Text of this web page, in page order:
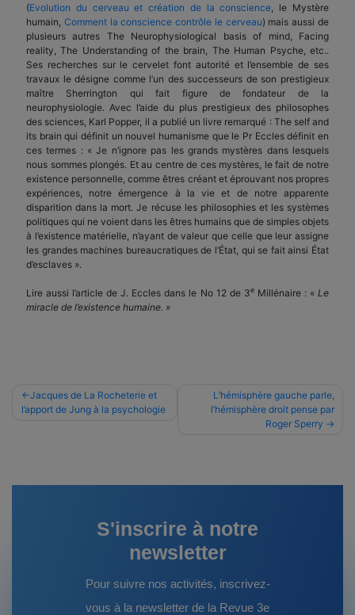
(Evolution du cerveau et création de la conscience , le Mystère
humain, Comment la conscience contrôle le cerveau) mais aussi de
plusieurs autres The Neurophysiological basis of mind, Facing
reality, The Understanding of the brain, The Human Psyche, etc..
Ses recherches sur le cervelet font autorité et l’ensemble de ses
travaux le désigne comme l’un des successeurs de son prestigieux
maître Sherrington qui fait figure de fondateur de la
neurophysiologie. Avec l’aide du plus prestigieux des philosophes
des sciences, Karl Popper, il a publié un livre remarqué : The self and
its brain qui définit un nouvel humanisme que le Pr Eccles définit en
ces termes : « Je n’ignore pas les grands mystères dans lesquels
nous sommes plongés. Et au centre de ces mystères, le fait de notre
existence personnelle, comme êtres créant et éprouvant nos propres
expériences, notre émergence à la vie et de notre apparente
disparition dans la mort. Je récuse les philosophies et les systèmes
politiques qui ne voient dans les êtres humains que de simples objets
à l’existence matérielle, n’ayant de valeur que celle que leur assigne
les grandes machines bureaucratiques de l’État, qui se fait ainsi État
d’esclaves ».
Lire aussi l’article de J. Eccles dans le No 12 de 3eMillénaire : «Le
miracle de l’existence humaine. »
Navigation
de
Jacques de La Rocheterie et
l’apport de Jung à la psychologie
L’hémisphère gauche parle,
l’hémisphère droit pense par
Roger Sperry
S'inscrire à notre
newsletter
Pour suivre nos activités, inscrivez-
vous à la newsletter de la Revue 3e